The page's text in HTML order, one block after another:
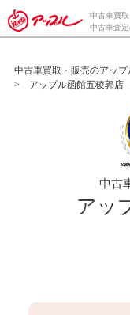
/*ABテスト_新規査定
中古車買取
中古車査
中古車買取・販売のアップ
アップル函館五稜郭店
中古
アッ